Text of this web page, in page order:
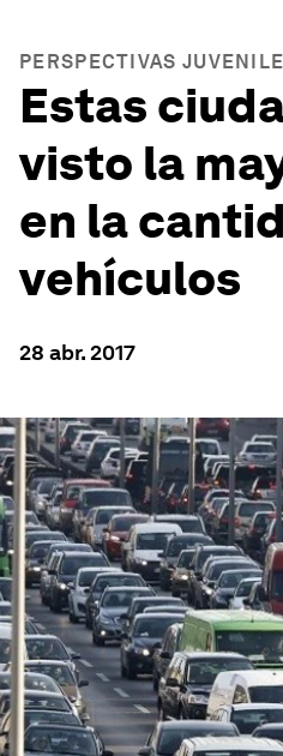
PERSPECTIVAS
Estas
visto la
en la
vehículos
28 abr. 2017